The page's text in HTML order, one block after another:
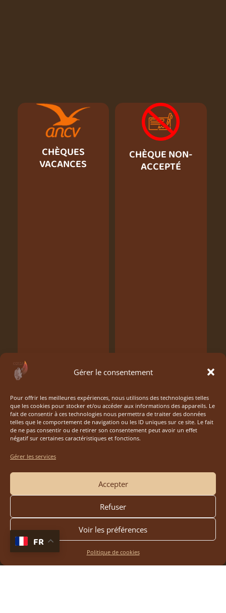
Gérer le consentement
Pour offrir les meilleures expériences, nous utilisons des technologies telles
que les cookies pour stocker et/ou accéder aux informations des appareils. Le
fait de consentir à ces technologies nous permettra de traiter des données
telles que le comportement de navigation ou les ID uniques sur ce site. Le fait
de ne pas consentir ou de retirer son consentement peut avoir un effet
négatif sur certaines caractéristiques et fonctions.
Gérer les services
Accepter
Refuser
Voir les préférences
Politique de cookies
CHÈQUES
VACANCES
CHÈQUE NON-
ACCEPTÉ
FR